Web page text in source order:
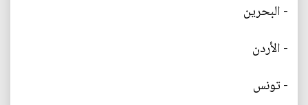
- البحرين
- الأردن
- تونس